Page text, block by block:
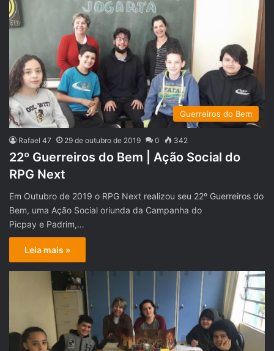
Guerreiros do Bem
Rafael 47 29 de outubro de 2019 0 342
22º Guerreiros do Bem | Ação Social do
RPG Next
Em Outubro de 2019 o RPG Next realizou seu 22º Guerreiros do
Bem, uma Ação Social oriunda da Campanha do
Picpay e Padrim,…
Leia mais »